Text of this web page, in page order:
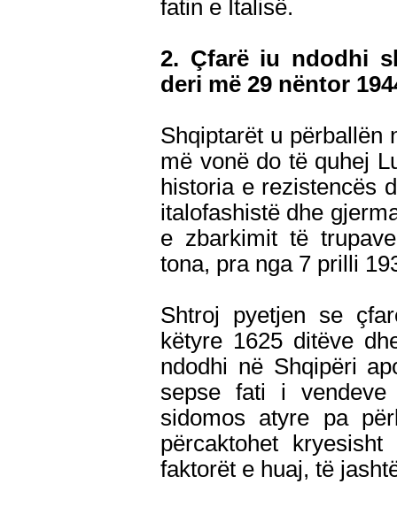
fatin e Italisë.
2. Çfarë iu ndodhi
deri më 29 nëntor
Shqiptarët u përballën
më vonë do të quhej
historia e rezistencës
italofashistë dhe
e zbarkimit të
tona, pra nga 7 prilli
Shtroj pyetjen se
këtyre 1625 ditëve
ndodhi në Shqipëri
sepse fati i
sidomos atyre pa
përcaktohet
faktorët e huaj, të